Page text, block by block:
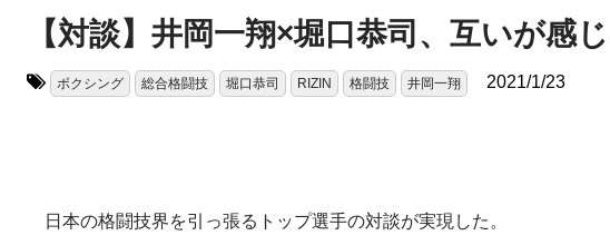
【対談】井岡一翔×堀口恭司、互いが感
ボクシング 総合格闘技 堀口恭司 RIZIN 格闘技 井岡一翔 2021/1/23
日本の格闘技界を引っ張るトップ選手の対談が実現した。